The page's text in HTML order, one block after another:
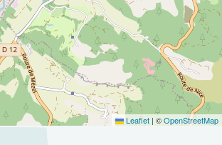
Leaflet | ©OpenStreetMap